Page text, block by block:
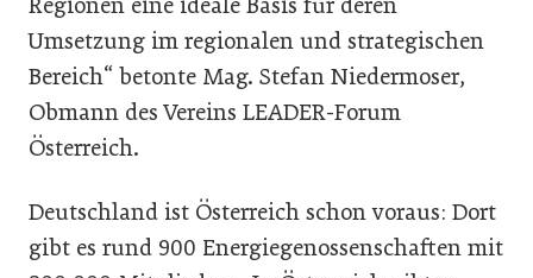
Umsetzung im regionalen und strategischen
Bereich“ betonte Mag. Stefan Niedermoser,
Obmann des Vereins LEADER-Forum
Österreich.
Deutschland ist Österreich schon voraus: Dort
gibt es rund 900 Energiegenossenschaften mit